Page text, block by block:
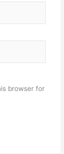
browser for